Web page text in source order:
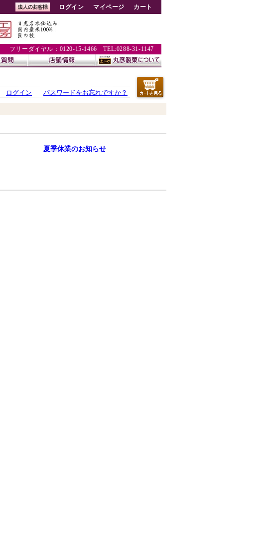
ログイン マイページ カート
フリーダイヤル：0120-15-1466 TEL:0288-31-1147
ログイン パスワードをお忘れですか？
夏季休業のお知らせ